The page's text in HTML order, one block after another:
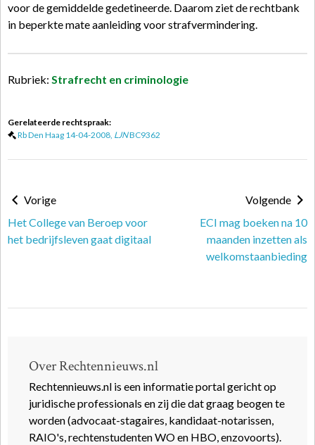
voor de gemiddelde gedetineerde. Daarom ziet de rechtbank
in beperkte mate aanleiding voor strafvermindering.
Rubriek: Strafrecht en criminologie
Gerelateerde rechtspraak:
Rb Den Haag 14-04-2008, LJNBC9362
Vorige
Het College van Beroep voor
het bedrijfsleven gaat digitaal
Volgende
ECI mag boeken na 10
maanden inzetten als
welkomstaanbieding
Over Rechtennieuws.nl
Rechtennieuws.nl is een informatie portal gericht op
juridische professionals en zij die dat graag beogen te
worden (advocaat-stagaires, kandidaat-notarissen,
RAIO's, rechtenstudenten WO en HBO, enzovoorts).